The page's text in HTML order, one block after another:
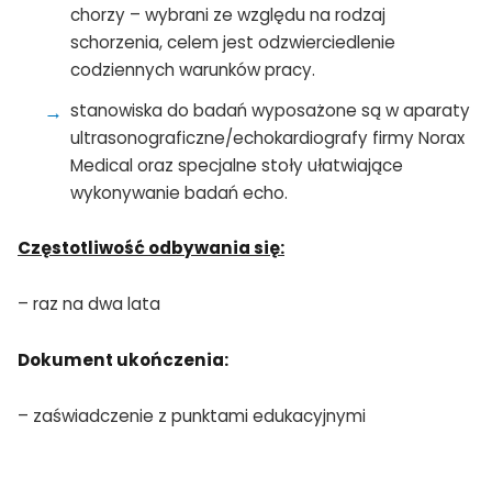
chorzy – wybrani ze względu na rodzaj
schorzenia, celem jest odzwierciedlenie
codziennych warunków pracy.
stanowiska do badań wyposażone są w aparaty
ultrasonograficzne/echokardiografy firmy Norax
Medical oraz specjalne stoły ułatwiające
wykonywanie badań echo.
Częstotliwość odbywania się:
– raz na dwa lata
Dokument ukończenia:
– zaświadczenie z punktami edukacyjnymi